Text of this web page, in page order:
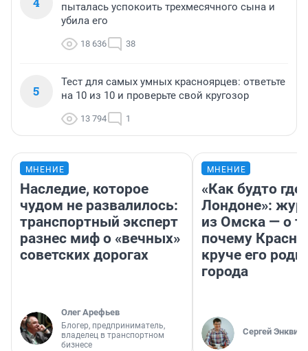
пыталась успокоить трехмесячного сына и
убила его
18 636 38
5
Тест для самых умных красноярцев: ответьте
на 10 из 10 и проверьте свой кругозор
13 794 1
МНЕНИЕ
Наследие, которое
чудом не развалилось:
транспортный эксперт
разнес миф о «вечных»
советских дорогах
Олег Арефьев
Блогер, предприниматель,
владелец в транспортном
бизнесе
МНЕНИЕ
«Как будто
Лондоне»:
из Омска — о
почему
круче его
города
Сергей Энквист